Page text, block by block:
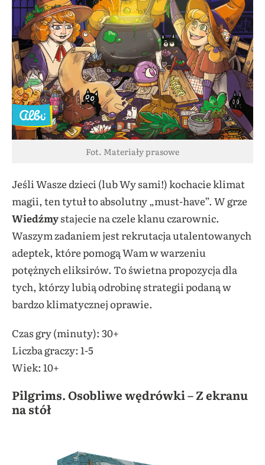
Fot. Materiały prasowe
Jeśli Wasze dzieci (lub Wy sami!) kochacie klimat
magii, ten tytuł to absolutny „must-have”. W grze
Wiedźmystajecie na czele klanu czarownic.
Waszym zadaniem jest rekrutacja utalentowanych
adeptek, które pomogą Wam w warzeniu
potężnych eliksirów. To świetna propozycja dla
tych, którzy lubią odrobinę strategii podaną w
bardzo klimatycznej oprawie.
Czas gry (minuty): 30+
Liczba graczy: 1-5
Wiek: 10+
Pilgrims. Osobliwe wędrówki – Z ekranu
na stół